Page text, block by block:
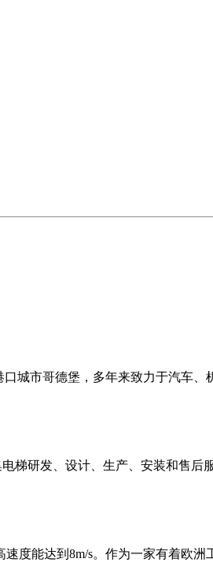
城市哥德堡，多年来致力于汽车、
研发、设计、生产、安装和售后
度能达到8m/s。作为一家有着欧洲